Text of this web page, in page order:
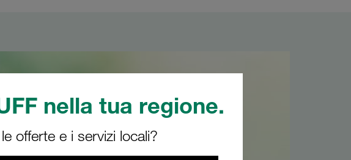
nella tua regione.
offerte e i servizi locali?